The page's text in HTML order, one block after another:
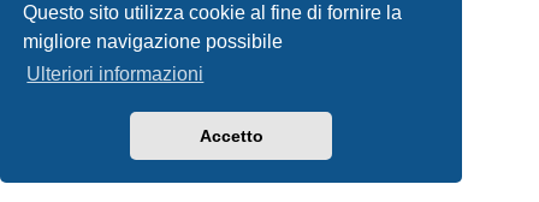
Questo sito utilizza cookie al fine di fornire la
migliore navigazione possibile
Ulteriori informazioni
Accetto